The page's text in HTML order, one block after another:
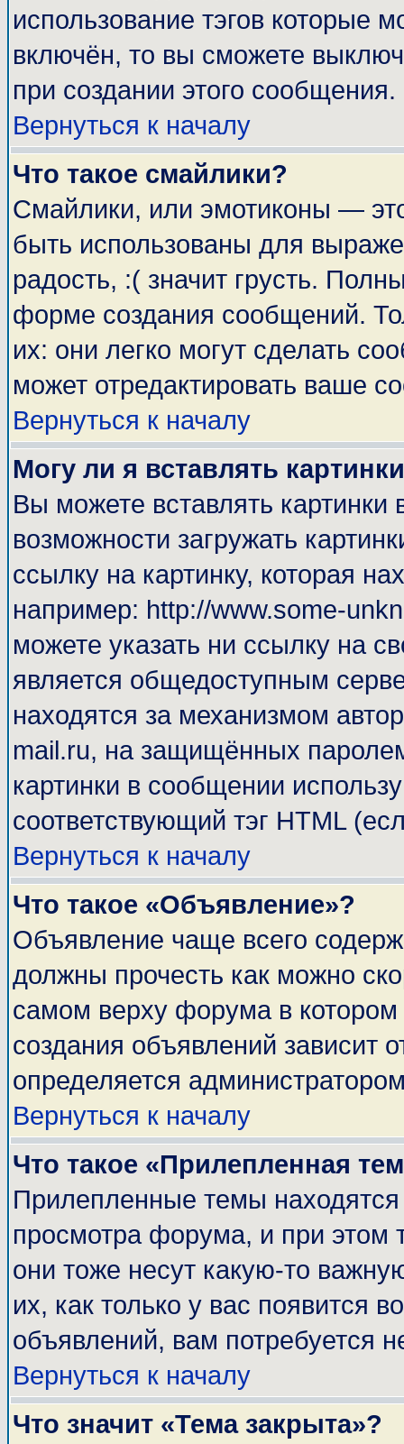
использование тэгов которые
включён, то вы сможете
при создании этого сообщения.
Вернуться к началу
Что такое смайлики?
Смайлики, или эмотиконы —
быть использованы для
радость, :( значит грусть.
форме создания сообщений.
их: они легко могут сделать
может отредактировать ваше
Вернуться к началу
Могу ли я вставлять
Вы можете вставлять
возможности загружать
ссылку на картинку, которая
например: http://www.some-
можете указать ни ссылку на
является общедоступным
находятся за механизмом
mail.ru, на защищённых
картинки в сообщении
соответствующий тэг HTML
Вернуться к началу
Что такое «Объявление»?
Объявление чаще всего
должны прочесть как можно
самом верху форума в
создания объявлений зависит
определяется
Вернуться к началу
Что такое «Прилепленная
Прилепленные темы
просмотра форума, и при этом
они тоже несут какую-то
их, как только у вас появится
объявлений, вам потребуется
Вернуться к началу
Что значит «Тема закрыта»?